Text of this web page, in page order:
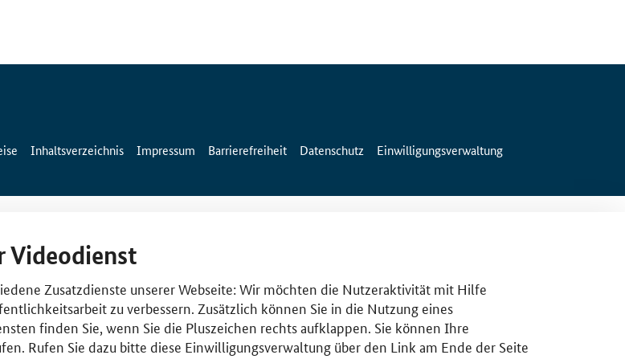
Inhaltsverzeichnis Impressum Barrierefreiheit Datenschutz Einwilligungsverwaltung
Videodienst
Zusatzdienste unserer Webseite: Wir möchten die Nutzeraktivität mit Hilfe
zu verbessern. Zusätzlich können Sie in die Nutzung eines
finden Sie, wenn Sie die Pluszeichen rechts aufklappen. Sie können Ihre
Rufen Sie dazu bitte diese Einwilligungsverwaltung über den Link am Ende der Seite